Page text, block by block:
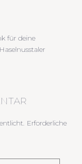
für deine
Erforderliche